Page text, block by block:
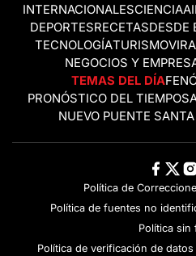
INTERNACIONALESCIENCIA
DEPORTESRECETASDESDE
TECNOLOGÍATURISMO
NEGOCIOS Y
TEMAS DEL DÍA
PRONÓSTICO DEL TIEMPO
NUEVO PUENTE
Política de
Política de fuentes no
Política sin
Política de verificación de